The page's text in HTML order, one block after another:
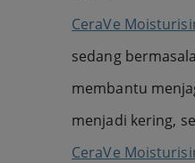
CeraVe
sedang
membantu
menjadi kering,
CeraVe